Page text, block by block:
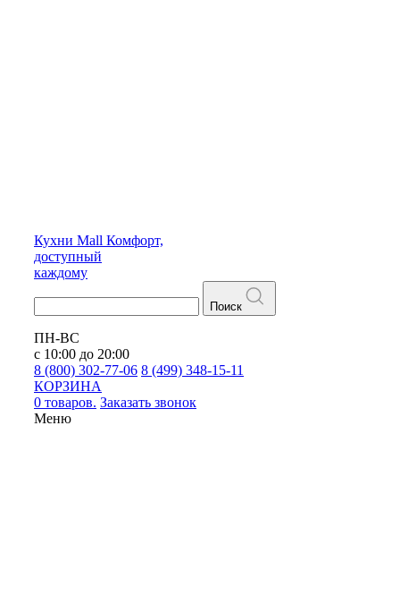
Кухни Mall Комфорт,
доступный
каждому
Поиск
ПН-ВС
с 10:00 до 20:00
8 (800) 302-77-06 8 (499) 348-15-11
КОРЗИНА
0 товаров. Заказать звонок
Меню